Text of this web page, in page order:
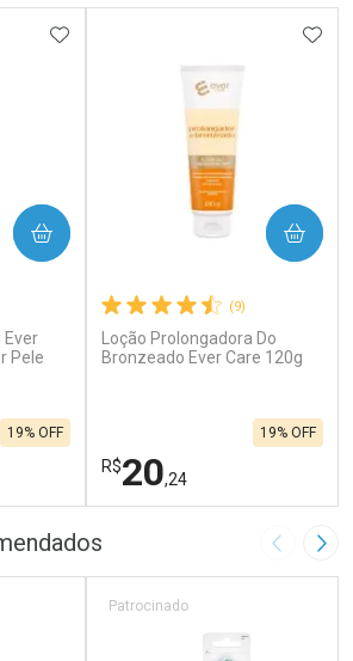
Ever
Pele
19% OFF
ADICIONAR AOS FAVORITOS
FECHAR
FECHAR
(9)
Loção Prolongadora Do
Bronzeado Ever Care 120g
R$20,24
19% OFF
COMPRAR
Laboratório
Por Menos
Imagem
Patrocinado